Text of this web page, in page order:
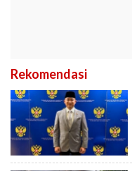
Rekomendasi